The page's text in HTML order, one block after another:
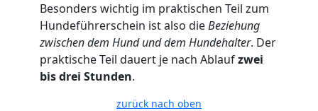
Besonders wichtig im praktischen Teil zum
Hundeführerschein ist also dieBeziehung
zwischen dem Hund und dem Hundehalter. Der
praktische Teil dauert je nach Ablaufzwei
bis drei Stunden.
zurück nach oben